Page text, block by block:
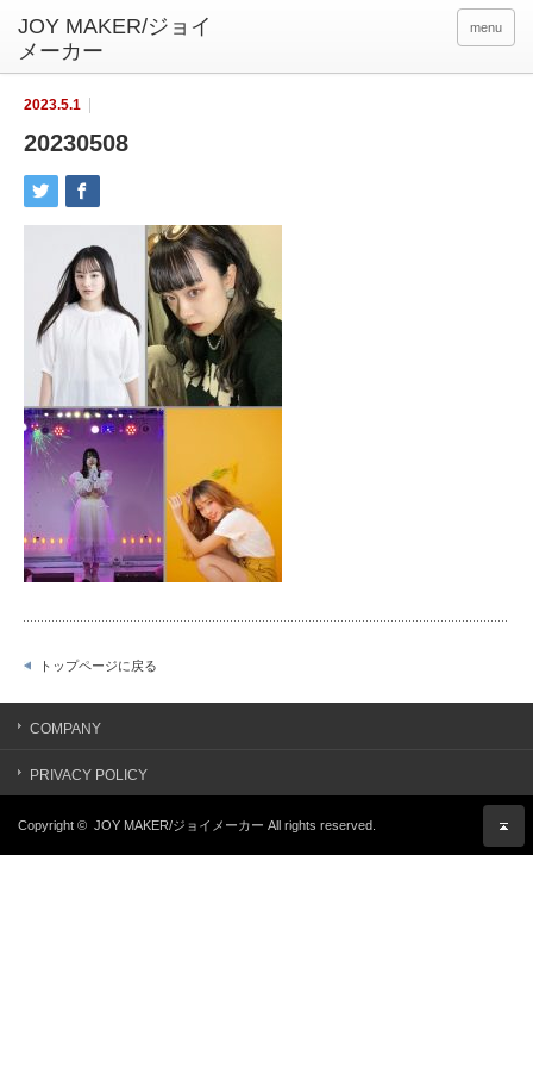
menu
2023.5.1
20230508
トップページに戻る
COMPANY
PRIVACY POLICY
Copyright © JOY MAKER/ジョイメーカー All rights reserved.